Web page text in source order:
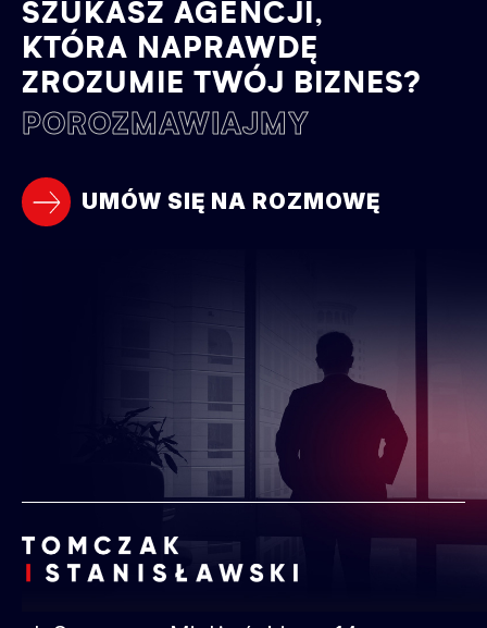
SZUKASZ AGENCJI,
KTÓRA NAPRAWDĘ
ZROZUMIE TWÓJ BIZNES?
POROZMAWIAJMY
UMÓW SIĘ NA ROZMOWĘ